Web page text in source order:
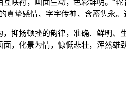
映衬，画面生动，色彩鲜明。“
挚感情，字字传神，含蓄隽永。
抑扬顿挫的韵律，准确、鲜明
，化景为情，慷慨悲壮，浑然雄